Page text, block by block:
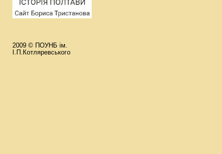
2009 © ПОУНБ ім.
І.П.Котляревського